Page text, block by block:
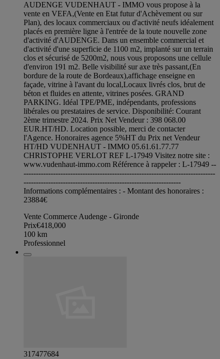
AUDENGE VUDENHAUT - IMMO vous propose à la
vente en VEFA,(Vente en Etat futur d'Achèvement ou sur
Plan), des locaux commerciaux ou d'activité neufs idéalement
placés en première ligne à l'entrée de la toute nouvelle zone
d'activité d'AUDENGE. Dans un ensemble commercial et
d'activité d'une superficie de 1100 m2, implanté sur un terrain
clos et sécurisé de 5200m2, nous vous proposons une cellule
d'environ 191 m2. Belle visibilité sur axe très passant,(En
bordure de la route de Bordeaux),affichage enseigne en
façade, vitrine à l'avant du local,Locaux livrés clos, brut de
béton et fluides en attente, vitrines posées. GRAND
PARKING. Idéal TPE/PME, indépendants, professions
libérales ou prestataires de service. Disponibilité: Courant
2ème trimestre 2024. Prix Net Vendeur : 398 068.00
EUR.HT/HD. Location possible, merci de contacter
l'Agence. Honoraires agence 5%HT du Prix net Vendeur
HT/HD VUDENHAUT - IMMO 05.61.61.77.77
CHRISTOPHE VERLOT REF L-17949 Visitez notre site :
www.vudenhaut-immo.com Référence à rappeler : L-17949 --
------------------------------------------------------------------------------
----------------------------------------------------------------
Informations complémentaires : - Montant des honoraires :
23884€
Vente Commerce Audenge - Gironde
Prix€418,000
100 km
Professionnel
317477684